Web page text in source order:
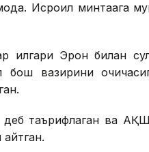
Исроил минтақага
илгари Эрон билан
вазирини
деб таърифлаган ва